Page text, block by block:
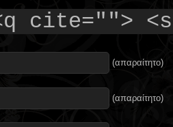
cite="">
(απαραίτητο)
(απαραίτητο)